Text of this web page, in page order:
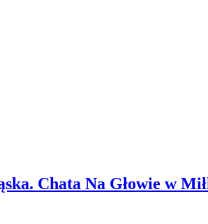
Chata Na Głowie w